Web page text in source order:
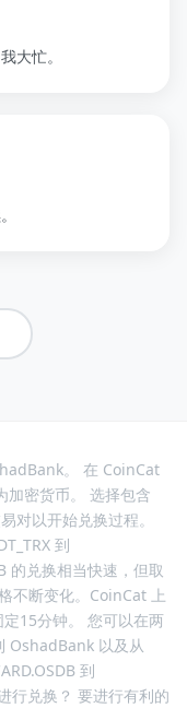
大忙。
。 在 CoinCat
加密货币。 选择包含
对以开始兑换过程。
到
的兑换相当快速，但取
不断变化。CoinCat 上
15分钟。 您可以在两
OshadBank 以及从
到
行兑换？ 要进行有利的